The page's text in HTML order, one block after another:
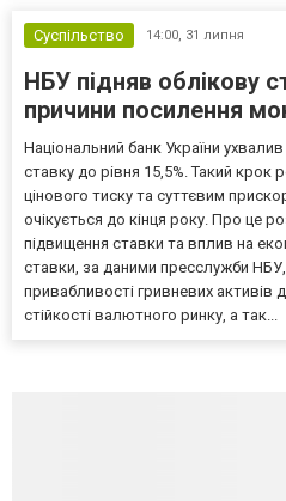
Суспільство 14:00, 31 липня
НБУ підняв облікову
причини посилення
Національний банк України
ставку до рівня 15,5%. Такий
цінового тиску та суттєвим
очікується до кінця року. Про це
підвищення ставки та вплив на
ставки, за даними пресслужби
привабливості гривневих активів
стійкості валютного ринку, а так...